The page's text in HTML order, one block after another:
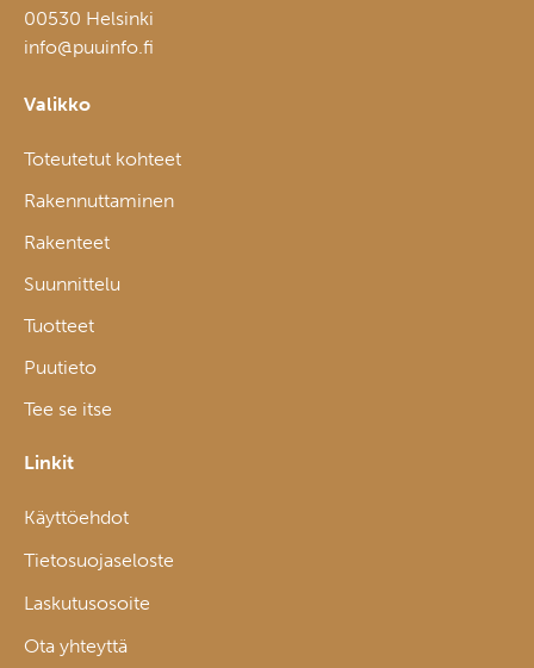
00530 Helsinki
info@puuinfo.fi
Valikko
Toteutetut kohteet
Rakennuttaminen
Rakenteet
Suunnittelu
Tuotteet
Puutieto
Tee se itse
Linkit
Käyttöehdot
Tietosuojaseloste
Laskutusosoite
Ota yhteyttä